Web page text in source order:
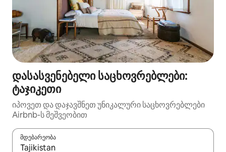
დასასვენებელი საცხოვრებლები:
ტაჯიკეთი
იპოვეთ და დაჯავშნეთ უნიკალური საცხოვრებლები
Airbnb-ს მეშვეობით
მდებარეობა
როცა შედეგები ხელმისაწვდომი გახდება, ნავიგაციისთვის